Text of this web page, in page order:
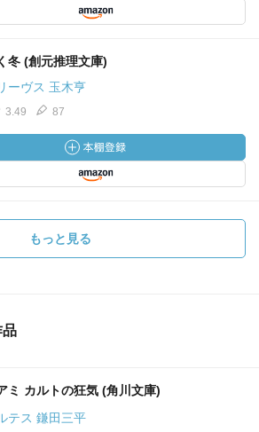
冬 (創元推理文庫)
ーヴス 玉木亨
3.49 87
もっと見る
品
ミ カルトの狂気 (角川文庫)
テス 鎌田三平